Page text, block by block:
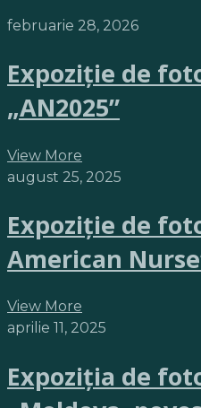
februarie 28, 2026
Expoziție de
„AN2025”
View More
august 25, 2025
Expoziție de
American
View More
aprilie 11, 2025
Expoziția de